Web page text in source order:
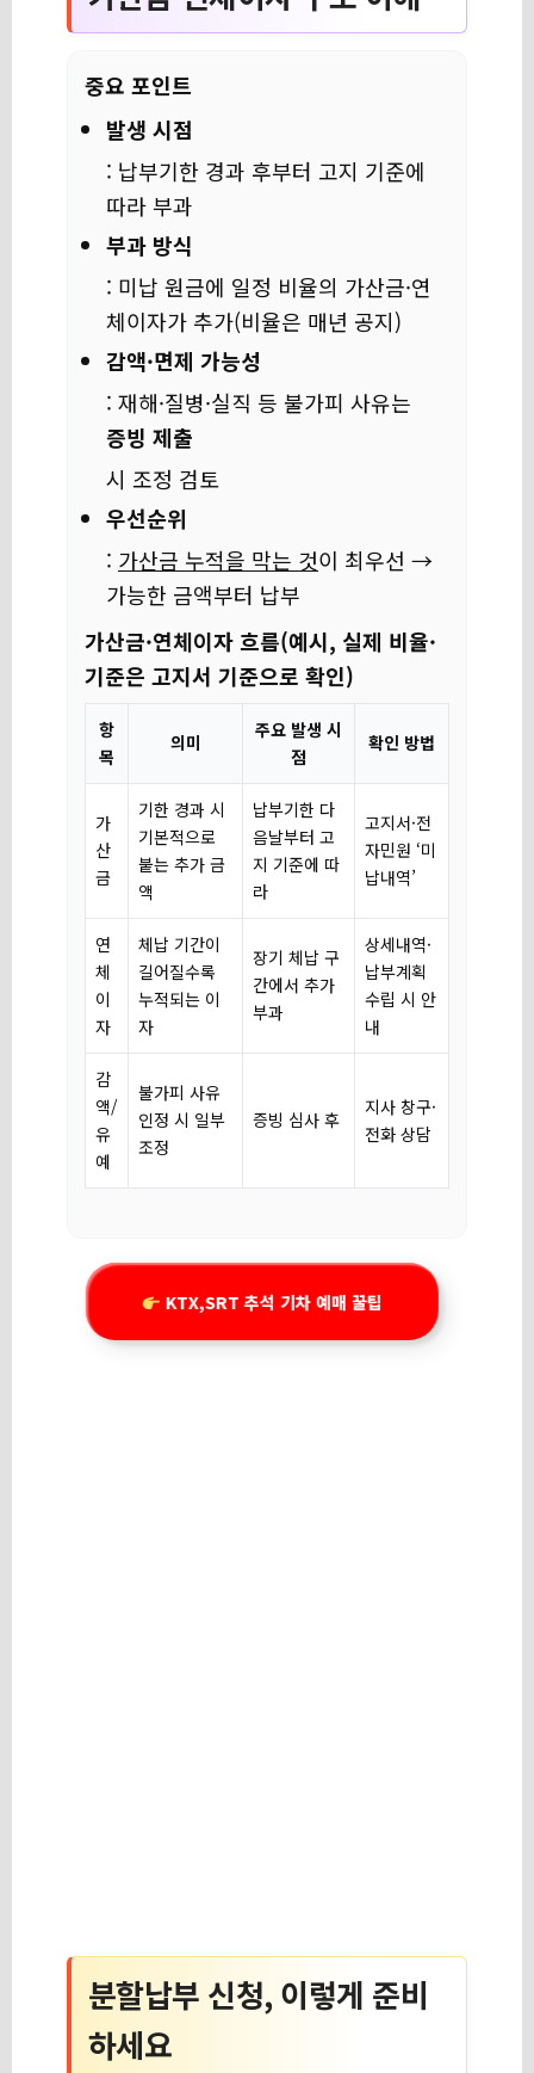
중요 포인트
발생 시점
: 납부기한 경과 후부터 고지 기준에
따라 부과
부과 방식
: 미납 원금에 일정 비율의 가산금·연
체이자가 추가(비율은 매년 공지)
감액·면제 가능성
: 재해·질병·실직 등 불가피 사유는
증빙 제출
시 조정 검토
우선순위
: 가산금 누적을 막는 것이 최우선 →
가능한 금액부터 납부
가산금·연체이자 흐름(예시, 실제 비율·
기준은 고지서 기준으로 확인)
항
목
의미
주요 발생 시
점
확인 방법
가
산
금
기한 경과 시
기본적으로
붙는 추가 금
액
납부기한 다
음날부터 고
지 기준에 따
라
고지서·전
자민원 ‘미
납내역’
연
체
이
자
체납 기간이
길어질수록
누적되는 이
자
장기 체납 구
간에서 추가
부과
상세내역·
납부계획
수립 시 안
내
감
액/
유
예
불가피 사유
인정 시 일부
조정
증빙 심사 후
지사 창구·
전화 상담
KTX,SRT 추석 기차 예매 꿀팁
분할납부 신청, 이렇게 준비
하세요